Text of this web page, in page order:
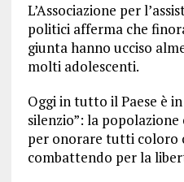
L’Associazione per
politici afferma che
giunta hanno ucciso
molti adolescenti.
Oggi in tutto il Paese è
silenzio”: la
per onorare tutti coloro
combattendo per la